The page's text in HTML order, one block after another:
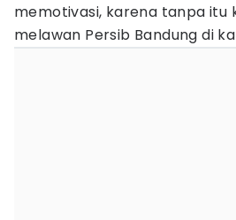
memotivasi, karena tanpa itu
melawan Persib Bandung di